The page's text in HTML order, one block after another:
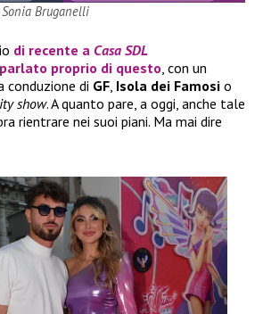
Bruganelli
di recente a Casa SDL
proprio di questo, con un
conduzione di GF, Isola dei Famosi o
show. A quanto pare, a oggi, anche tale
rientrare nei suoi piani. Ma mai dire